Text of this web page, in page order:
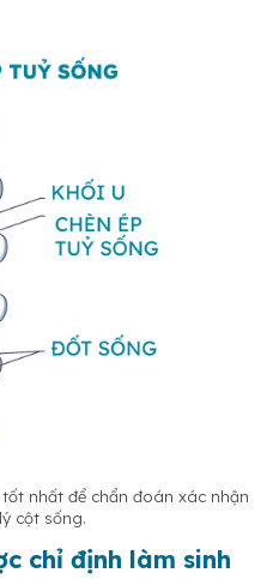
nhất để chẩn đoán xác nhận
cột sống.
chỉ định làm sinh